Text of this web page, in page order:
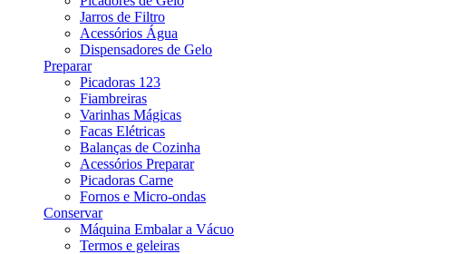
Jarros de Filtro
Acessórios Água
Dispensadores de Gelo
Preparar
Picadoras 123
Fiambreiras
Varinhas Mágicas
Facas Elétricas
Balanças de Cozinha
Acessórios Preparar
Picadoras Carne
Fornos e Micro-ondas
Conservar
Máquina Embalar a Vácuo
Termos e geleiras